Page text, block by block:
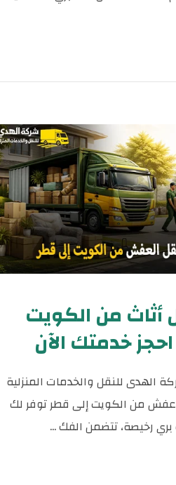
من الكويت
خدمتك الآن
الهدى للنقل والخدمات المنزلية
من الكويت إلى قطر توفر لك
رخيصة، تتضمن الفك ...